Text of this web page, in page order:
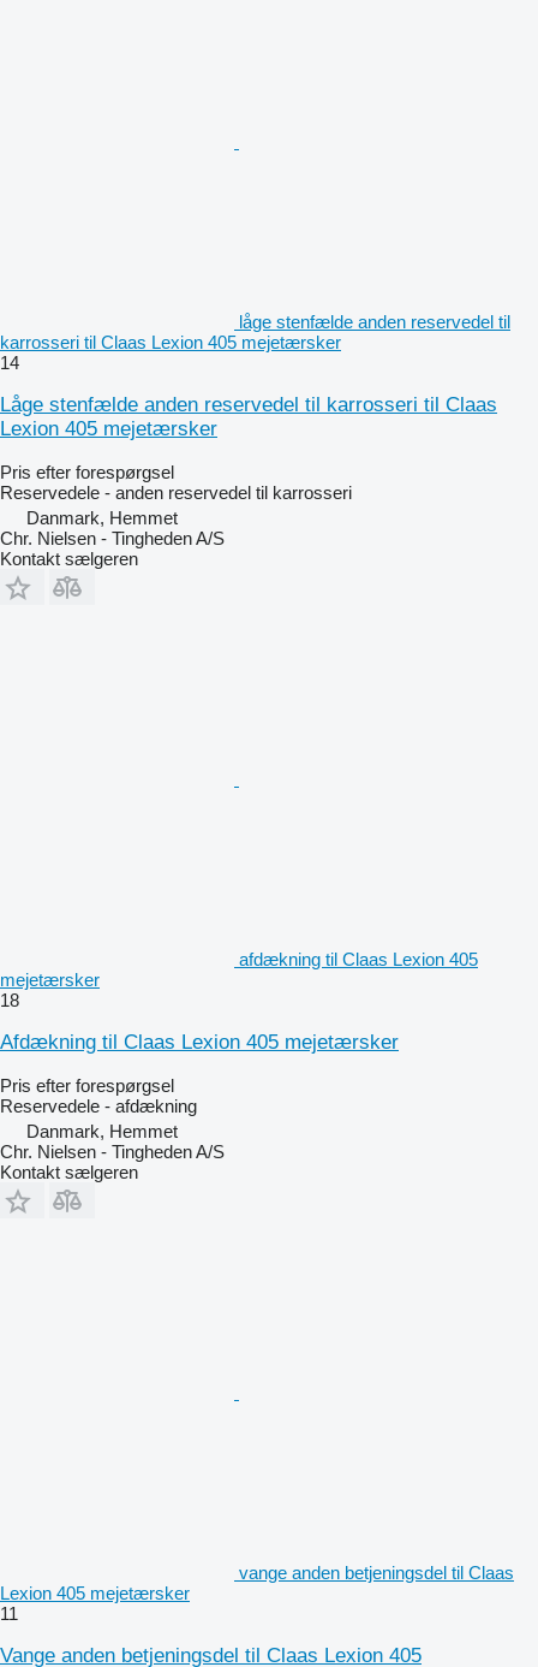
låge stenfælde anden reservedel til
karrosseri til Claas Lexion 405 mejetærsker
14
Låge stenfælde anden reservedel til karrosseri til Claas
Lexion 405 mejetærsker
Pris efter forespørgsel
Reservedele - anden reservedel til karrosseri
Danmark, Hemmet
Chr. Nielsen - Tingheden A/S
Kontakt sælgeren
afdækning til Claas Lexion 405
mejetærsker
18
Afdækning til Claas Lexion 405 mejetærsker
Pris efter forespørgsel
Reservedele - afdækning
Danmark, Hemmet
Chr. Nielsen - Tingheden A/S
Kontakt sælgeren
vange anden betjeningsdel til Claas
Lexion 405 mejetærsker
11
Vange anden betjeningsdel til Claas Lexion 405